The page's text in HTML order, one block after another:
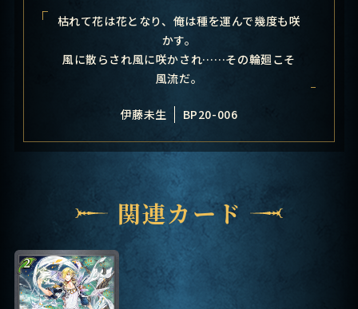
枯れて花は花となり、俺は種を運んで幾度も咲
かす。
風に散らされ風に咲かされ……その輪廻こそ
風流だ。
伊藤未生 BP20-006
関連カード